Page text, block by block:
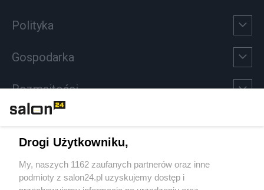
Polityka
Gospodarka
Rozmaitości
Sport
Społeczeństwo
Drogi Użytkowniku,
My, naszych 1162 zaufanych partnerów oraz inne
podmioty z salon24.pl uzyskujemy dostęp i